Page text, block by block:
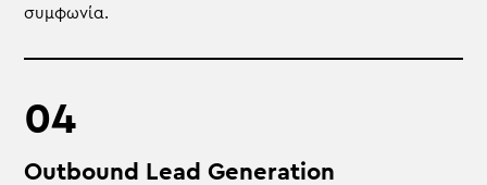
συμφωνία.
Outbound Lead Generation